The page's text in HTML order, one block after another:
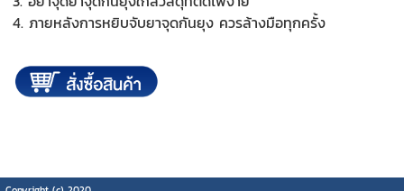
4. ภายหลังการหยิบจับยาจุดกันยุง ควรล้างมือทุกครั้ง